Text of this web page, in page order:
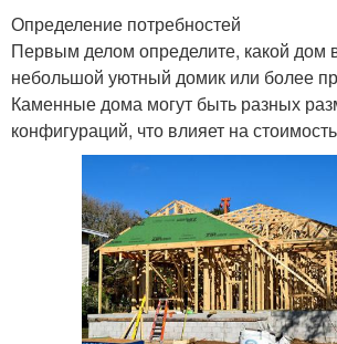
Определение потребностей
Первым делом определите, какой дом
небольшой уютный домик или более
Каменные дома могут быть разных
конфигураций, что влияет на